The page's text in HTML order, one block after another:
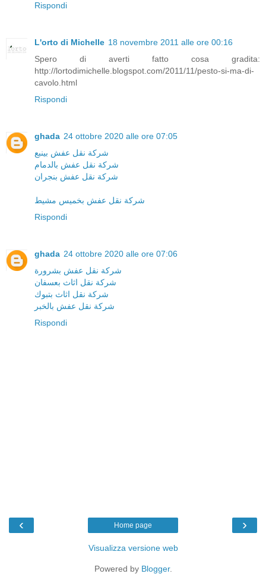
Rispondi
L'orto di Michelle 18 novembre 2011 alle ore 00:16
Spero di averti fatto cosa gradita:
http://lortodimichelle.blogspot.com/2011/11/pesto-si-ma-di-
cavolo.html
Rispondi
ghada 24 ottobre 2020 alle ore 07:05
شركة نقل عفش بينبع
شركة نقل عفش بالدمام
شركة نقل عفش بنجران
شركة نقل عفش بخميس مشيط
Rispondi
ghada 24 ottobre 2020 alle ore 07:06
شركة نقل عفش بشرورة
شركة نقل اثاث بعسفان
شركة نقل اثاث بتبوك
شركة نقل عفش بالخبر
Rispondi
‹ ›
Home page
Visualizza versione web
Powered by Blogger.